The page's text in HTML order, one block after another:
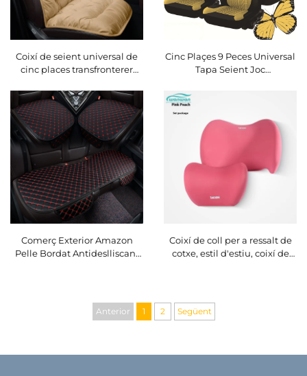
Coixí de seient universal de
cinc places transfronterer
a l'hivern, conjunt de tres
peces, part frontal amb vellut
curt i forrat de flassa
Cinc Plaçes 9 Peces Universal
Tapa Seient Joc
Processat Amb Diseny Cuir
Mariposa Per a Foraners
Comerç Exterior Amazon
Pelle Bordat Antideslliscant
Coixí de coll per a ressalt de
cotxe, estil d'estiu, coixí de
Anterior 1 2 Següent